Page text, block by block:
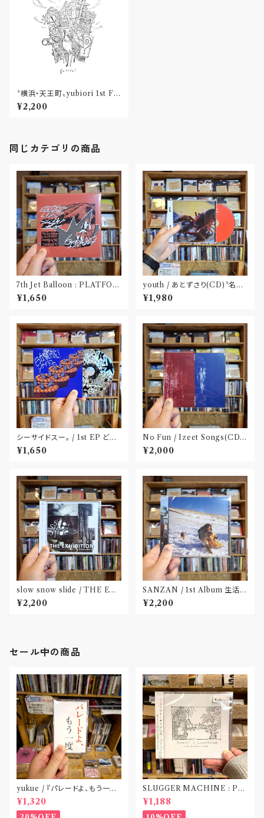
〝横浜・天王町〟yubiori 1st Ful
l Album "yubiori" Released
by RAFT RECORDS(CD)※
¥2,200
同じカテゴリの商品
7th Jet Balloon : PLATFOR
M SPLIT EP(CD)〝長野〟×
〝大阪〟
¥1,650
youth / あとずさり(CD)〝名古
屋〟
¥1,980
シーサイドスー。 / 1st EP どう
か健やかに！(CD)〝静岡県三島
市〟
¥1,650
No Fun / Izeet Songs(CD)
〝京都〟
¥2,000
slow snow slide / THE EX
HIBITION(CD)〝山形県酒田
市〟
¥2,200
SANZAN / 1st Album 生活の
名残(CD)〝静岡県三島市〟
¥2,200
セール中の商品
yukue / 『パレードよ、もう一度』
(TAPE)
¥1,320
SLUGGER MACHINE : PE
ACE OUT! / we die if we d
o not do “DIG”(SPLIT CD)
〝横浜&札幌〟
¥1,188